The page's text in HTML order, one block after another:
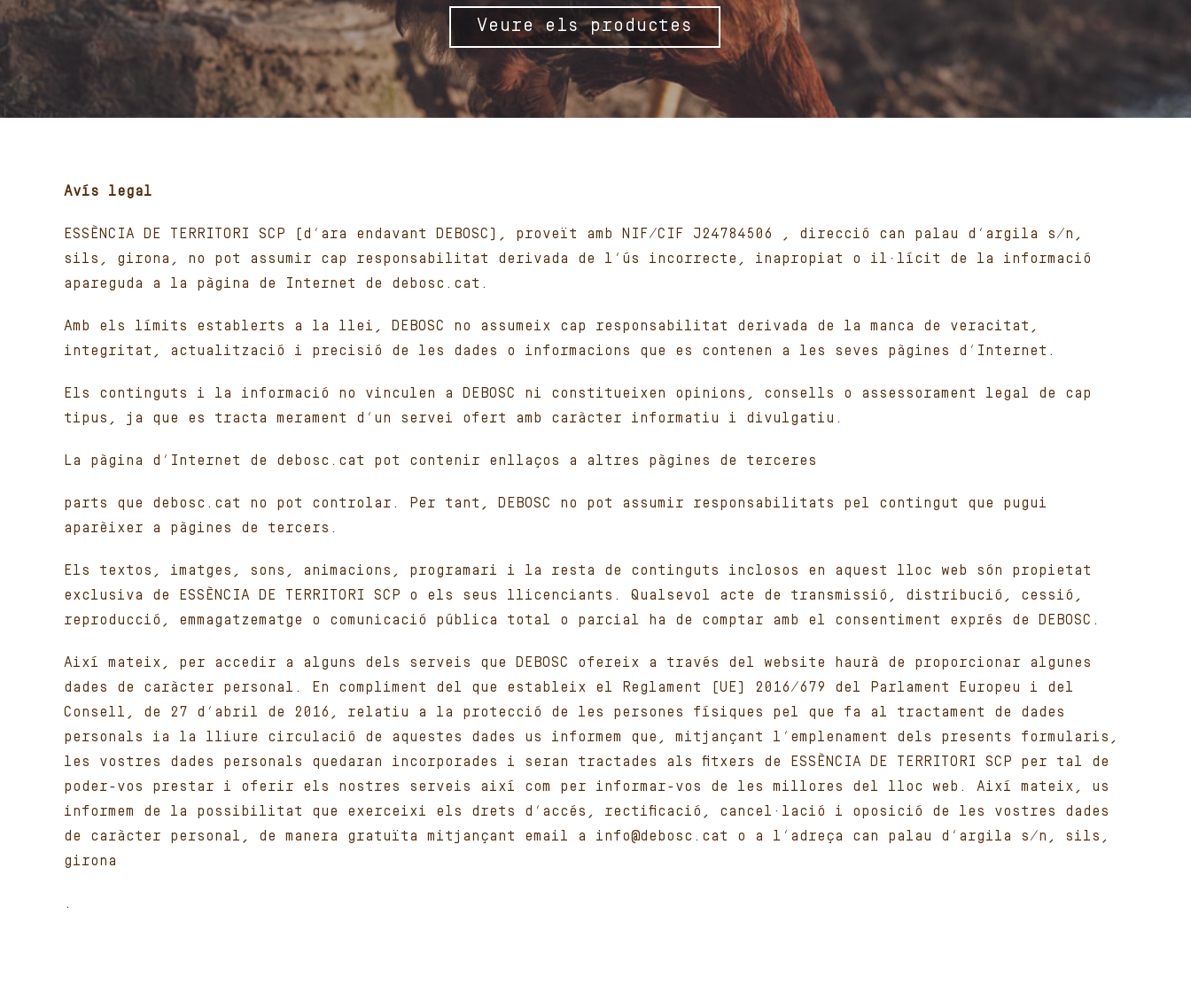
Veure els productes
Avís legal
ESSÈNCIA DE TERRITORI SCP (d’ara endavant DEBOSC), proveït amb NIF/CIF J24784506 , direcció can palau d’argila s/n,
sils, girona, no pot assumir cap responsabilitat derivada de l’ús incorrecte, inapropiat o il·lícit de la informació
apareguda a la pàgina de Internet de debosc.cat.
Amb els límits establerts a la llei, DEBOSC no assumeix cap responsabilitat derivada de la manca de veracitat,
integritat, actualització i precisió de les dades o informacions que es contenen a les seves pàgines d’Internet.
Els continguts i la informació no vinculen a DEBOSC ni constitueixen opinions, consells o assessorament legal de cap
tipus, ja que es tracta merament d’un servei ofert amb caràcter informatiu i divulgatiu.
La pàgina d’Internet de debosc.cat pot contenir enllaços a altres pàgines de terceres
parts que debosc.cat no pot controlar. Per tant, DEBOSC no pot assumir responsabilitats pel contingut que pugui
aparèixer a pàgines de tercers.
Els textos, imatges, sons, animacions, programari i la resta de continguts inclosos en aquest lloc web són propietat
exclusiva de ESSÈNCIA DE TERRITORI SCP o els seus llicenciants. Qualsevol acte de transmissió, distribució, cessió,
reproducció, emmagatzematge o comunicació pública total o parcial ha de comptar amb el consentiment exprés de DEBOSC.
Així mateix, per accedir a alguns dels serveis que DEBOSC ofereix a través del website haurà de proporcionar algunes
dades de caràcter personal. En compliment del que estableix el Reglament (UE) 2016/679 del Parlament Europeu i del
Consell, de 27 d’abril de 2016, relatiu a la protecció de les persones físiques pel que fa al tractament de dades
personals ia la lliure circulació de aquestes dades us informem que, mitjançant l’emplenament dels presents formularis,
les vostres dades personals quedaran incorporades i seran tractades als fitxers de ESSÈNCIA DE TERRITORI SCP per tal de
poder-vos prestar i oferir els nostres serveis així com per informar-vos de les millores del lloc web. Així mateix, us
informem de la possibilitat que exerceixi els drets d’accés, rectificació, cancel·lació i oposició de les vostres dades
de caràcter personal, de manera gratuïta mitjançant email a info@debosc.cat o a l’adreça can palau d’argila s/n, sils,
girona
.